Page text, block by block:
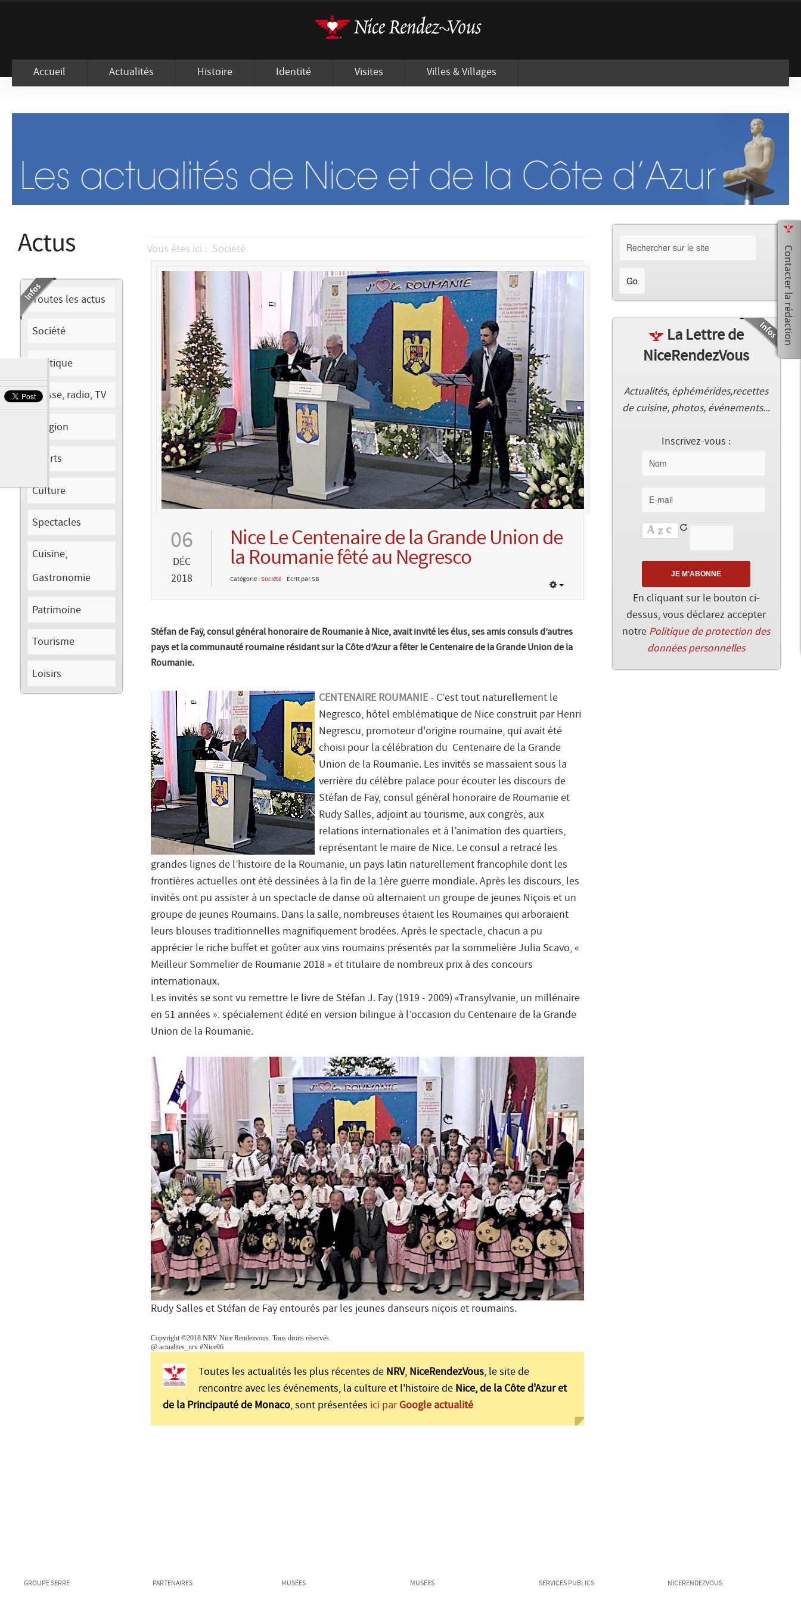
Accueil Actualités Histoire Identité Visites Villes & Villages
Actus
Toutes les actus
Société
Politique
Presse, radio, TV
Religion
Sports
Culture
Spectacles
Cuisine,
Gastronomie
Patrimoine
Tourisme
Loisirs
Vous êtes ici : Société
06
DÉC
2018
Nice Le Centenaire de la Grande Union de
la Roumanie fêté au Negresco
Catégorie : Société Écrit par SB
Stéfan de Faÿ, consul général honoraire de Roumanie à Nice, avait invité les élus, ses amis consuls d’autres
pays et la communauté roumaine résidant sur la Côte d’Azur a fêter le Centenaire de la Grande Union de la
Roumanie.
CENTENAIRE ROUMANIE- C’est tout naturellement le
Negresco, hôtel emblématique de Nice construit par Henri
Negrescu, promoteur d'origine roumaine, qui avait été
choisi pour la célébration du Centenaire de la Grande
Union de la Roumanie. Les invités se massaient sous la
verrière du célèbre palace pour écouter les discours de
Stéfan de Faÿ, consul général honoraire de Roumanie et
Rudy Salles, adjoint au tourisme, aux congrès, aux
relations internationales et à l’animation des quartiers,
représentant le maire de Nice. Le consul a retracé les
grandes lignes de l’histoire de la Roumanie, un pays latin naturellement francophile dont les
frontières actuelles ont été dessinées à la fin de la 1ère guerre mondiale. Après les discours, les
invités ont pu assister à un spectacle de danse où alternaient un groupe de jeunes Niçois et un
groupe de jeunes Roumains. Dans la salle, nombreuses étaient les Roumaines qui arboraient
leurs blouses traditionnelles magnifiquement brodées. Après le spectacle, chacun a pu
apprécier le riche buffet et goûter aux vins roumains présentés par la sommelière Julia Scavo, «
Meilleur Sommelier de Roumanie 2018 » et titulaire de nombreux prix à des concours
internationaux.
Les invités se sont vu remettre le livre de Stéfan J. Fay (1919 - 2009) «Transylvanie, un millénaire
en 51 années ». spécialement édité en version bilingue à l’occasion du Centenaire de la Grande
Union de la Roumanie.
Rudy Salles et Stéfan de Faÿ entourés par les jeunes danseurs niçois et roumains.
Copyright ©2018 NRV Nice Rendezvous. Tous droits réservés.
@ actualites_nrv #Nice06
Toutes les actualités les plus récentes de NRV, NiceRendezVous, le site de
rencontre avec les événements, la culture et l'histoire de Nice, de la Côte d'Azur et
de la Principauté de Monaco, sont présentées ici par Google actualité
La Lettre de
NiceRendezVous
Actualités, éphémérides,recettes
de cuisine, photos, événements...
Inscrivez-vous :
En cliquant sur le bouton ci-
dessus, vous déclarez accepter
notre Politique de protection des
données personnelles
GROUPE SERRE PARTENAIRES MUSÉES MUSÉES SERVICES PUBLICS NICERENDEZVOUS